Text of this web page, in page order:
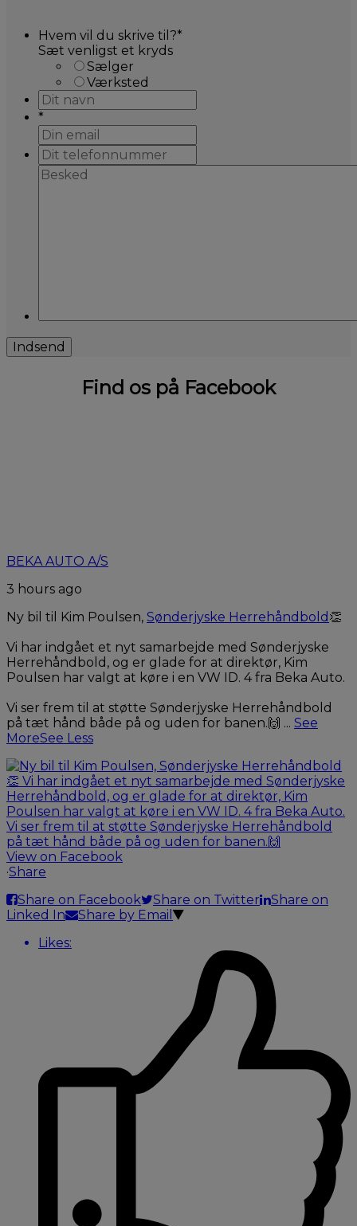
Hvem vil du skrive til?*
Sæt venligst et kryds
Sælger
Værksted
*
Find os på Facebook
BEKA AUTO A/S
3 hours ago
Ny bil til Kim Poulsen, Sønderjyske Herrehåndbold 👏
Vi har indgået et nyt samarbejde med Sønderjyske
Herrehåndbold, og er glade for at direktør, Kim
Poulsen har valgt at køre i en VW ID. 4 fra Beka Auto.
Vi ser frem til at støtte Sønderjyske Herrehåndbold
på tæt hånd både på og uden for banen.🙌 ... See
MoreSee Less
View on Facebook
·Share
Share on Facebook
Share on Twitter
Share on
Linked In
Share by Email
Likes: